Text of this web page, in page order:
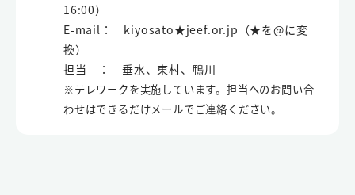
16:00）
E-mail： kiyosato★jeef.or.jp（★を@に変
換）
担当 ： 垂水、東村、鴨川
※テレワークを実施しています。担当へのお問い合
わせはできるだけメールでご連絡ください。